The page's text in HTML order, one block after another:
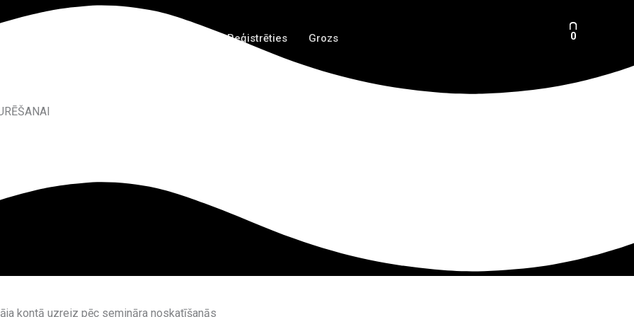
Ienākt / Reģistrēties Grozs 0
kontā uzreiz pēc semināra noskatīšanās